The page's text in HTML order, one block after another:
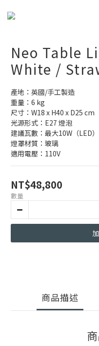
Neo Table
White /
產地：英國/手工製造
重量：6 kg
尺寸：W18 x H40 x D25 cm
光源形式：E27 燈泡
建議瓦數：最大10W（LED）
燈罩材質：玻璃
適用電壓：110V
NT$48,800
數量
商品描述